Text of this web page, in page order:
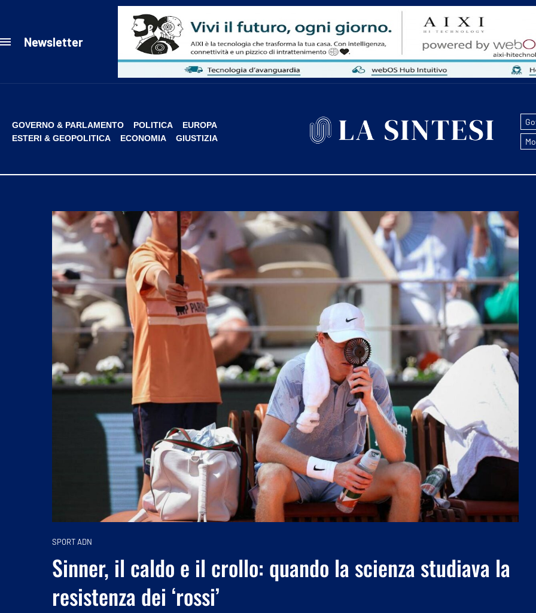
Newsletter
GOVERNO & PARLAMENTO POLITICA
EUROPA
ESTERI & GEOPOLITICA
ECONOMIA GIUSTIZIA
SPORT ADN
Sinner, il caldo e il crollo: quando la scienza studiava la
resistenza dei ‘rossi’